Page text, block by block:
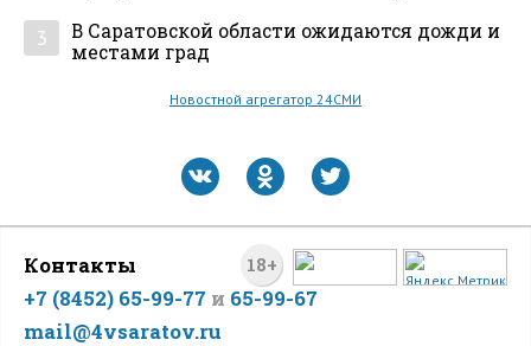
3
В Саратовской области ожидаются дожди и
местами град
Новостной агрегатор 24СМИ
18+
Контакты
+7 (8452) 65-99-77 и 65-99-67
mail@4vsaratov.ru